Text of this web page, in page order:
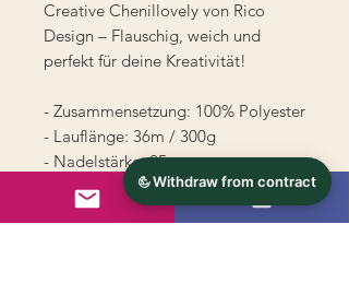
Creative Chenillovely von Rico
Design – Flauschig, weich und
perfekt für deine Kreativität!
- Zusammensetzung: 100% Polyester
- Lauflänge: 36m / 300g
- Nadelstärke: 25mm
- Maschenprobe: 3M und 4R =
10x10cm